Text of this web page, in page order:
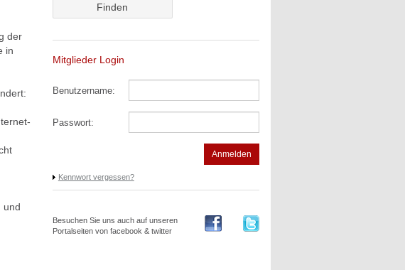
der
in
und
Mitglieder Login
Benutzername:
Passwort:
Kennwort vergessen?
Besuchen Sie uns auch auf unseren
Portalseiten von facebook & twitter